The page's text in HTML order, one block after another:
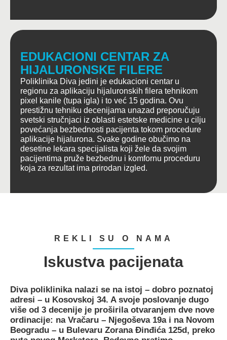
EDUKACIONI CENTAR ZA
HIJALURONSKE FILERE
Poliklinika Diva jedini je edukacioni centar u
regionu za aplikaciju hijaluronskih filera tehnikom
pixel kanile (tupa igla) i to već 15 godina. Ovu
prestižnu tehniku decenijama unazad preporučuju
svetski stručnjaci iz oblasti estetske medicine u cilju
povećanja bezbednosti pacijenta tokom procedure
aplikacije hijalurona. Svake godine obučimo na
desetine lekara specijalista koji žele da svojim
pacijentima pruže bezbednu i komfornu proceduru
koja za rezultat ima prirodan izgled.
REKLI SU O NAMA
Iskustva pacijenata
Diva poliklinika nalazi se na istoj – dobro poznatoj
adresi – u Kosovskoj 34. A svoje poslovanje dugo
više od 3 decenije je proširila otvaranjem dve nove
ordinacije: na Vračaru – Njegoševa 19ai na Novom
Beogradu – u Bulevaru Zorana Đinđića 125d, preko